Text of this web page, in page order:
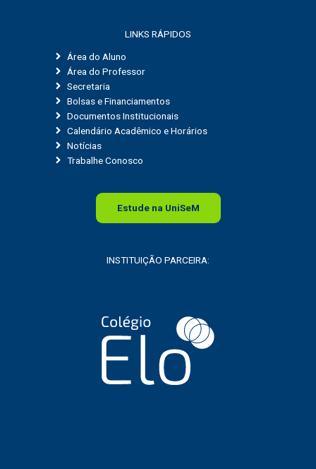
LINKS RÁPIDOS
Área do Aluno
Área do Professor
Secretaria
Bolsas e Financiamentos
Documentos Institucionais
Calendário Acadêmico e Horários
Notícias
Trabalhe Conosco
Estude na UniSeM
INSTITUIÇÃO PARCEIRA: